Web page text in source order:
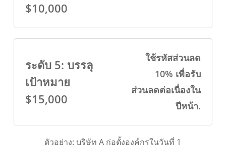
$10,000
ระดับ 5: บรรลุ
เป้าหมาย
$15,000
ใช้รหัสส่วนลด
10% เพื่อรับ
ส่วนลดต่อเนื่องใน
ปีหน้า.
ตัวอย่าง: บริษัท A ก่อตั้งองค์กรในวันที่ 1